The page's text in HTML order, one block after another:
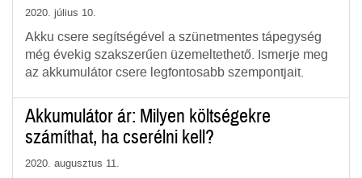
2020. július 10.
Akku csere segítségével a szünetmentes tápegység
még évekig szakszerűen üzemeltethető. Ismerje meg
az akkumulátor csere legfontosabb szempontjait.
Akkumulátor ár: Milyen költségekre
számíthat, ha cserélni kell?
2020. augusztus 11.